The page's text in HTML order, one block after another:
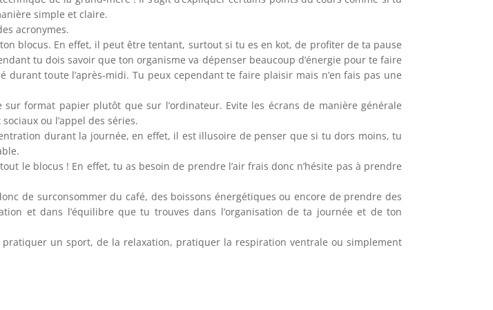
simple et claire.
acronymes.
blocus. En effet, il peut être tentant, surtout si tu es en kot, de profiter de ta pause
tu dois savoir que ton organisme va dépenser beaucoup d’énergie pour te faire
toute l’après-midi. Tu peux cependant te faire plaisir mais n’en fais pas une
format papier plutôt que sur l’ordinateur. Evite les écrans de manière générale
ou l’appel des séries.
durant la journée, en effet, il est illusoire de penser que si tu dors moins, tu
le blocus ! En effet, tu as besoin de prendre l’air frais donc n’hésite pas à prendre
de surconsommer du café, des boissons énergétiques ou encore de prendre des
et dans l’équilibre que tu trouves dans l’organisation de ta journée et de ton
un sport, de la relaxation, pratiquer la respiration ventrale ou simplement